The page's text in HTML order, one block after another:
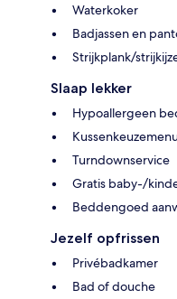
Waterkoker
Badjassen en
Strijkplank/
Slaap lekker
Hypoallergeen
Turndownservice
Gratis baby-/
Beddengoed
Jezelf opfrissen
Privébadkamer
Bad of douche